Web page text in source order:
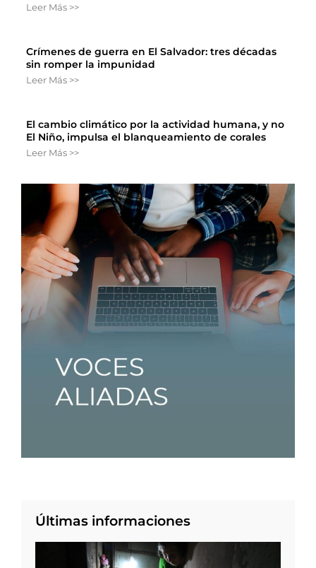
Leer Más >>
Crímenes de guerra en El Salvador: tres décadas
sin romper la impunidad
Leer Más >>
El cambio climático por la actividad humana, y no
El Niño, impulsa el blanqueamiento de corales
Leer Más >>
Últimas informaciones